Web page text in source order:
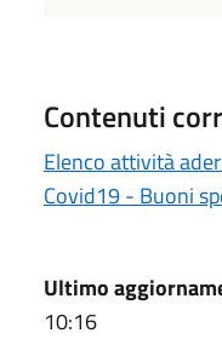
Contenuti
Elenco attività
Covid19 - Buoni
Ultimo
10:16